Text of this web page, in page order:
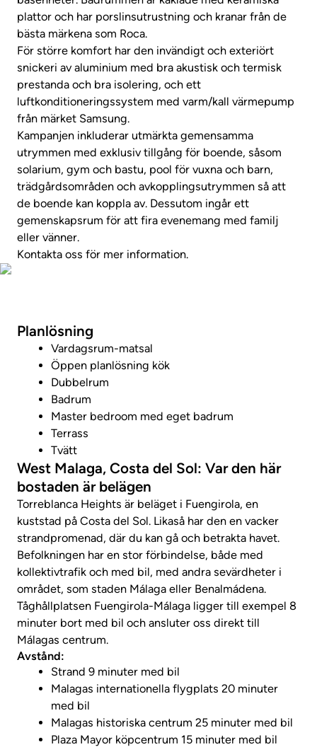
plattor och har porslinsutrustning och kranar från de
bästa märkena som Roca.
För större komfort har den invändigt och exteriört
snickeri av aluminium med bra akustisk och termisk
prestanda och bra isolering, och ett
luftkonditioneringssystem med varm/kall värmepump
från märket Samsung.
Kampanjen inkluderar utmärkta gemensamma
utrymmen med exklusiv tillgång för boende, såsom
solarium, gym och bastu, pool för vuxna och barn,
trädgårdsområden och avkopplingsutrymmen så att
de boende kan koppla av. Dessutom ingår ett
gemenskapsrum för att fira evenemang med familj
eller vänner.
Kontakta oss för mer information.
Planlösning
Vardagsrum-matsal
Öppen planlösning kök
Dubbelrum
Badrum
Master bedroom med eget badrum
Terrass
Tvätt
West Malaga, Costa del Sol: Var den här
bostaden är belägen
Torreblanca Heights är beläget i Fuengirola, en
kuststad på Costa del Sol. Likaså har den en vacker
strandpromenad, där du kan gå och betrakta havet.
Befolkningen har en stor förbindelse, både med
kollektivtrafik och med bil, med andra sevärdheter i
området, som staden Málaga eller Benalmádena.
Tåghållplatsen Fuengirola-Málaga ligger till exempel 8
minuter bort med bil och ansluter oss direkt till
Málagas centrum.
Avstånd:
Strand 9 minuter med bil
Malagas internationella flygplats 20 minuter
med bil
Malagas historiska centrum 25 minuter med bil
Plaza Mayor köpcentrum 15 minuter med bil